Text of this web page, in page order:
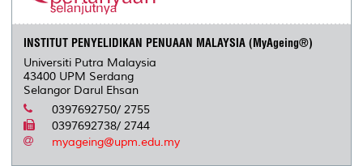
INSTITUT PENYELIDIKAN PENUAAN MALAYSIA (MyAgeing®)
Universiti Putra Malaysia
43400 UPM Serdang
Selangor Darul Ehsan
0397692750/ 2755
0397692738/ 2744
myageing@upm.edu.my